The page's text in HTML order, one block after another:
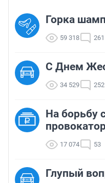
Горка
59 318 261
С Днем
34 529 252
На борьбу
17 074 53
Глупый